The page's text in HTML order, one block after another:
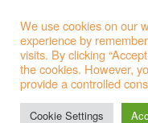
We use cookies on our
experience by
visits. By clicking
the cookies. However,
provide a controlled
Cookie Settings